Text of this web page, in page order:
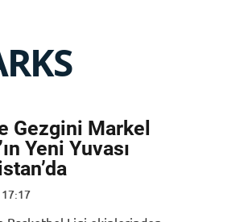
Gezgini Markel
Yeni Yuvası